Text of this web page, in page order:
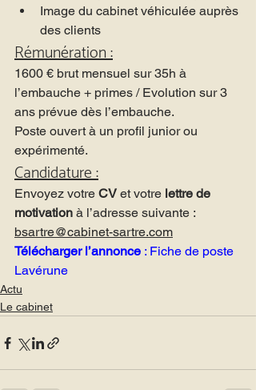
Image du cabinet véhiculée auprès
des clients
Rémunération :
1600 € brut mensuel sur 35h à
l’embauche + primes / Evolution sur 3
ans prévue dès l’embauche.
Poste ouvert à un profil junior ou
expérimenté.
Candidature :
Envoyez votre CV et votre lettre de
motivation à l’adresse suivante :
bsartre@cabinet-sartre.com
Télécharger l’annonce : Fiche de poste
Lavérune
Actu
Le cabinet